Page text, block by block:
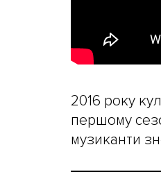
2016 року
першому
музиканти